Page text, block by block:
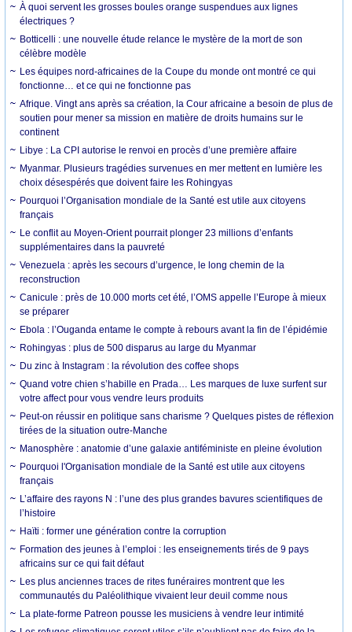
À quoi servent les grosses boules orange suspendues aux lignes
électriques ?
Botticelli : une nouvelle étude relance le mystère de la mort de son
célèbre modèle
Les équipes nord-africaines de la Coupe du monde ont montré ce qui
fonctionne… et ce qui ne fonctionne pas
Afrique. Vingt ans après sa création, la Cour africaine a besoin de plus de
soutien pour mener sa mission en matière de droits humains sur le
continent
Libye : La CPI autorise le renvoi en procès d’une première affaire
Myanmar. Plusieurs tragédies survenues en mer mettent en lumière les
choix désespérés que doivent faire les Rohingyas
Pourquoi l’Organisation mondiale de la Santé est utile aux citoyens
français
Le conflit au Moyen-Orient pourrait plonger 23 millions d’enfants
supplémentaires dans la pauvreté
Venezuela : après les secours d’urgence, le long chemin de la
reconstruction
Canicule : près de 10.000 morts cet été, l’OMS appelle l’Europe à mieux
se préparer
Ebola : l’Ouganda entame le compte à rebours avant la fin de l’épidémie
Rohingyas : plus de 500 disparus au large du Myanmar
Du zinc à Instagram : la révolution des coffee shops
Quand votre chien s’habille en Prada… Les marques de luxe surfent sur
votre affect pour vous vendre leurs produits
Peut-on réussir en politique sans charisme ? Quelques pistes de réflexion
tirées de la situation outre-Manche
Manosphère : anatomie d’une galaxie antiféministe en pleine évolution
Pourquoi l'Organisation mondiale de la Santé est utile aux citoyens
français
L’affaire des rayons N : l’une des plus grandes bavures scientifiques de
l’histoire
Haïti : former une génération contre la corruption
Formation des jeunes à l’emploi : les enseignements tirés de 9 pays
africains sur ce qui fait défaut
Les plus anciennes traces de rites funéraires montrent que les
communautés du Paléolithique vivaient leur deuil comme nous
La plate-forme Patreon pousse les musiciens à vendre leur intimité